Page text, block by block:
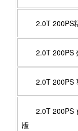
2.0T 200PS
2.0T 200PS
2.0T 200PS
2.0T 200PS
版